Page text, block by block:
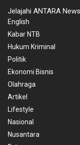
Jelajahi ANTARA
English
Kabar NTB
Hukum Kriminal
Politik
Ekonomi Bisnis
Olahraga
Artikel
Lifestyle
Nasional
Nusantara